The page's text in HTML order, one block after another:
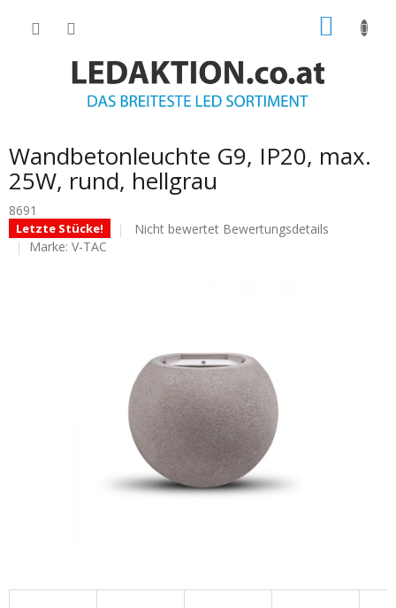
Wandbetonleuchte G9, IP20, max.
25W, rund, hellgrau
8691
Letzte Stücke!
Die
Nicht bewertet Bewertungsdetails
Marke: V-TAC